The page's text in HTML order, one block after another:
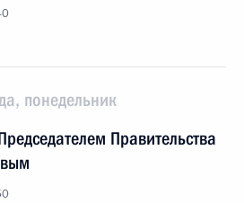
понедельник
Правительства